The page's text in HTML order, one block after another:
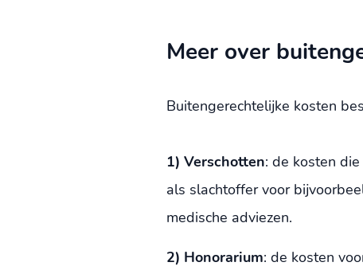
Meer over
Buitengerechtelijke kosten
1) Verschotten: de kosten
als slachtoffer voor
medische adviezen.
2) Honorarium: de kosten